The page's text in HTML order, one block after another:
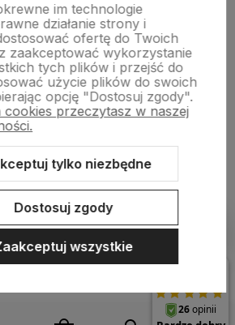
Szablon Shoper Modern 3.0™
im technologie
działanie strony i
ofertę do Twoich
zaakceptować wykorzystanie
tych plików i przejść do
użycie plików do swoich
opcję "Dostosuj zgody".
cookies przeczytasz w naszej
tylko niezbędne
Dostosuj zgody
wszystkie